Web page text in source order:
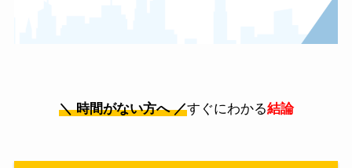
＼ 時間がない方へ ／すぐにわかる結論